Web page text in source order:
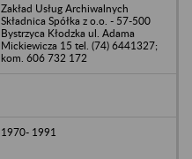
Zakład Usług Archiwalnych
Składnica Spółka z o.o. - 57-500
Bystrzyca Kłodzka ul. Adama
Mickiewicza 15 tel. (74) 6441327;
kom. 606 732 172
1970- 1991